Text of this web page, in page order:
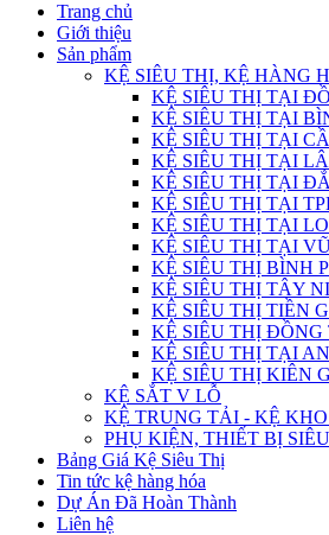
Trang chủ
Giới thiệu
Sản phẩm
KỆ SIÊU THỊ, KỆ HÀNG
KỆ SIÊU THỊ TẠI
KỆ SIÊU THỊ TẠI
KỆ SIÊU THỊ TẠI
KỆ SIÊU THỊ TẠI
KỆ SIÊU THỊ TẠI
KỆ SIÊU THỊ TẠI
KỆ SIÊU THỊ TẠI
KỆ SIÊU THỊ TẠI
KỆ SIÊU THỊ BÌNH
KỆ SIÊU THỊ TÂY
KỆ SIÊU THỊ TIỀN
KỆ SIÊU THỊ ĐỒNG
KỆ SIÊU THỊ TẠI
KỆ SIÊU THỊ KIÊN
KỆ SẮT V LỖ
KỆ TRUNG TẢI - KỆ
PHỤ KIỆN, THIẾT BỊ
Bảng Giá Kệ Siêu Thị
Tin tức kệ hàng hóa
Dự Án Đã Hoàn Thành
Liên hệ